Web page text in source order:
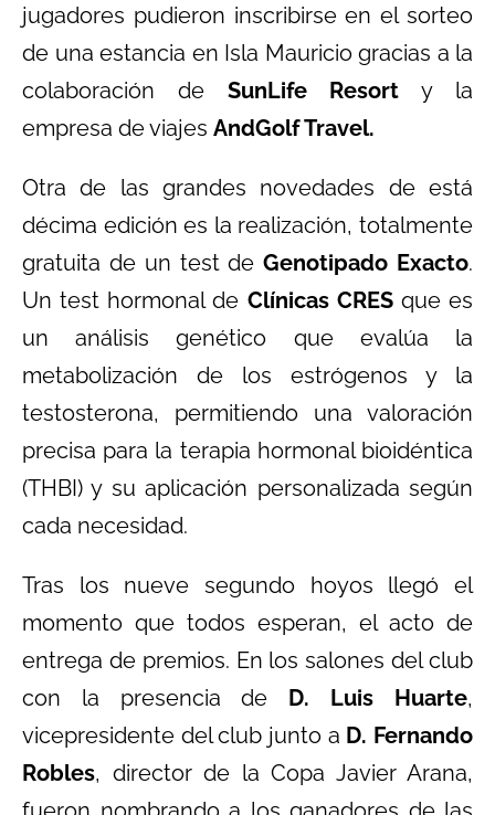
jugadores pudieron inscribirse en el sorteo
de una estancia en Isla Mauricio gracias a la
colaboración de SunLife Resort y la
empresa de viajes AndGolf Travel.
Otra de las grandes novedades de está
décima edición es la realización, totalmente
gratuita de un test deGenotipado Exacto.
Un test hormonal de Clínicas CRESque es
un análisis genético que evalúa la
metabolización de los estrógenos y la
testosterona, permitiendo una valoración
precisa para la terapia hormonal bioidéntica
(THBI) y su aplicación personalizada según
cada necesidad.
Tras los nueve segundo hoyos llegó el
momento que todos esperan, el acto de
entrega de premios. En los salones del club
con la presencia de D. Luis Huarte,
vicepresidente del club junto a D. Fernando
Robles, director de la Copa Javier Arana,